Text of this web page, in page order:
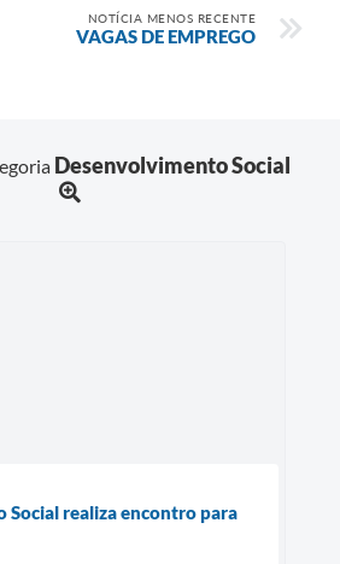
NOTÍCIA MENOS RECENTE
VAGAS DE EMPREGO
Desenvolvimento Social
Social realiza encontro para